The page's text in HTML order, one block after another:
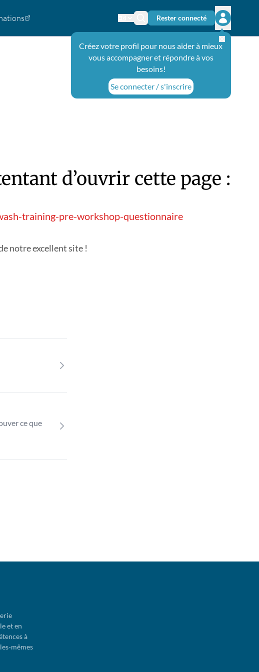
Changer de langue
Icône de recherche
Rester connecté
Ouvrir le
Créez votre profil pour nous aider à mieux
vous accompagner et répondre à vos
besoins!
Se connecter / s'inscrire
d’ouvrir cette page :
training-pre-workshop-questionnaire
notre excellent site !
ce que
et en
à
mêmes